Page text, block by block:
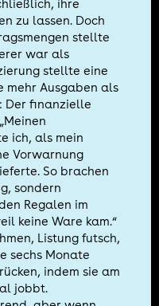
ihre
zu lassen. Doch
stellte
war als
stellte eine
mehr Ausgaben als
Der finanzielle
ich, als mein
Vorwarnung
So brachen
sondern
Regalen im
keine Ware kam.“
Listung futsch,
sechs Monate
indem sie am
jobbt.